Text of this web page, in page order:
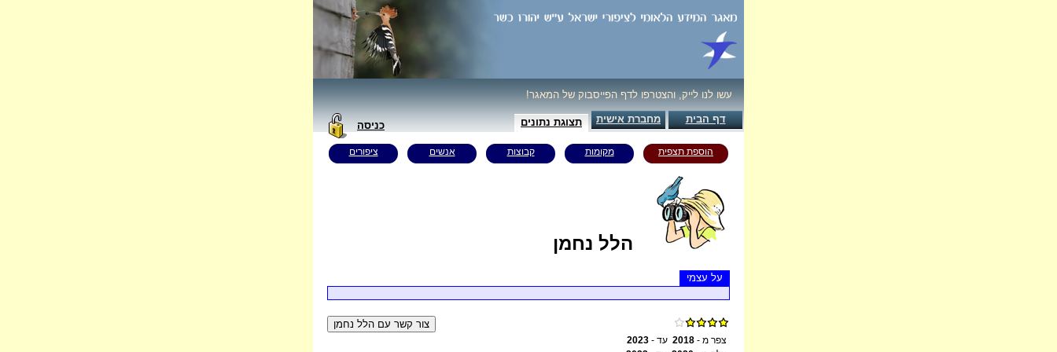
עשו לנו לייק, והצטרפו לדף הפייסבוק של המאגר!
דף הבית מחברת אישית תצוגת נתונים כניסה
הוספת תצפית מקומות קבוצות אנשים ציפורים
הלל נחמן
על עצמי
צפר מ - 2018 עד - 2023